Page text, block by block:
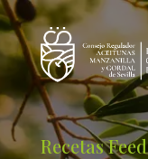
Recetas